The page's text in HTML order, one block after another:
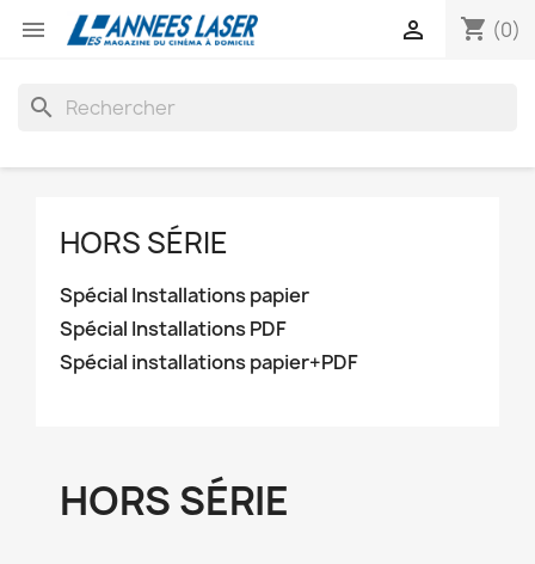
 shopping_cart (0)

search
HORS SÉRIE
Spécial Installations papier
Spécial Installations PDF
Spécial installations papier+PDF
HORS SÉRIE